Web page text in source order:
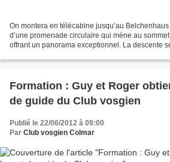
On montera en télécabine jusqu’au
d’une promenade circulaire qui mène au
offrant un panorama exceptionnel. La descente
Formation : Guy et Roger
de guide du Club vosgien
Publié le 22/06/2012 à 09:00
Par Club vosgien Colmar